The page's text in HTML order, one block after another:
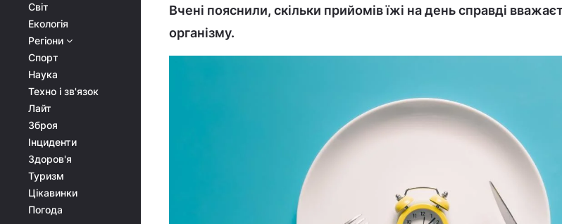
Світ
Екологія
Регіони
Спорт
Наука
Техно і зв'язок
Лайт
Зброя
Інциденти
Здоров'я
Туризм
Цікавинки
Погода
Вчені пояснили, скільки прийомів їжі на день справді
організму.